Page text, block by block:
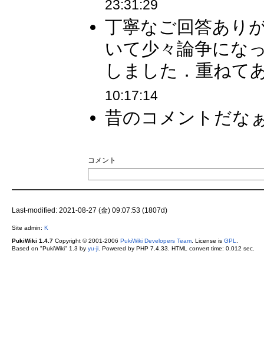
23:31:29
丁寧なご回答あり
いて少々論争にな
しました．重ねて
10:17:14
昔のコメントだな
コメント
Last-modified: 2021-08-27 (金) 09:07:53 (1807d)
Site admin: K
PukiWiki 1.4.7Copyright © 2001-2006 PukiWiki Developers Team. License is GPL
Based on "PukiWiki" 1.3 by yu-ji. Powered by PHP 7.4.33. HTML convert time: 0.012 sec.